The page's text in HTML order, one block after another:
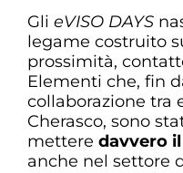
Gli eVISO DAYS
legame costruito
prossimità,
Elementi che, fin
collaborazione tra
Cherasco, sono
mettere davvero
anche nel settore